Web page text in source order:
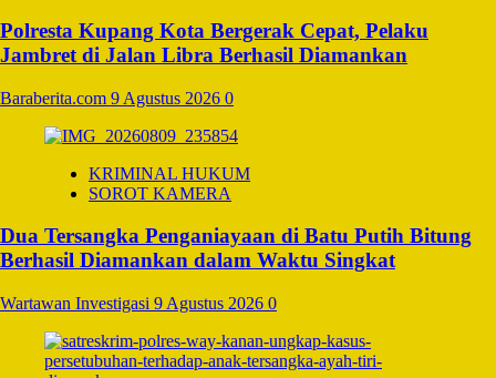
Polresta Kupang Kota Bergerak Cepat, Pelaku
Jambret di Jalan Libra Berhasil Diamankan
Baraberita.com 9 Agustus 2026 0
KRIMINAL HUKUM
SOROT KAMERA
Dua Tersangka Penganiayaan di Batu Putih Bitung
Berhasil Diamankan dalam Waktu Singkat
Wartawan Investigasi 9 Agustus 2026 0